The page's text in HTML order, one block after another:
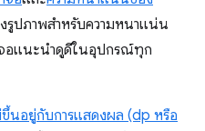
รูปภาพสำหรับความหนาแน่น
อแนะนำดูดีในอุปกรณ์ทุก
นอยู่กับการแสดงผล (dp หรือ